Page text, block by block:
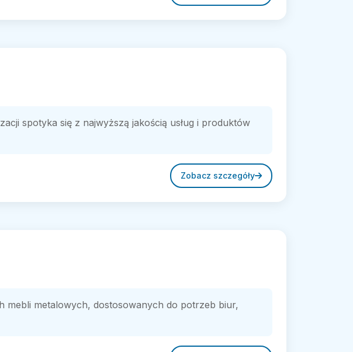
spotyka się z najwyższą jakością usług i produktów
Zobacz szczegóły
metalowych, dostosowanych do potrzeb biur,